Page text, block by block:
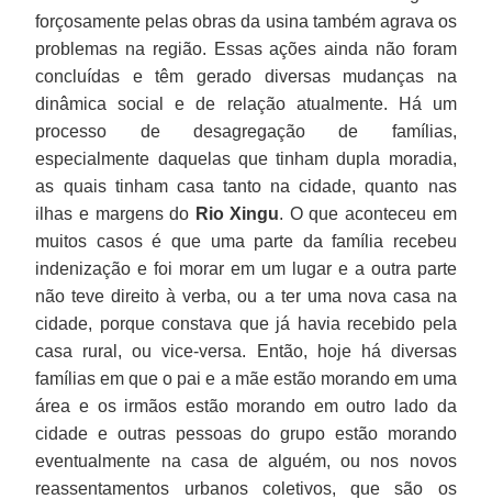
forçosamente pelas obras da usina também agrava os
problemas na região. Essas ações ainda não foram
concluídas e têm gerado diversas mudanças na
dinâmica social e de relação atualmente. Há um
processo de desagregação de famílias,
especialmente daquelas que tinham dupla moradia,
as quais tinham casa tanto na cidade, quanto nas
ilhas e margens do Rio Xingu. O que aconteceu em
muitos casos é que uma parte da família recebeu
indenização e foi morar em um lugar e a outra parte
não teve direito à verba, ou a ter uma nova casa na
cidade, porque constava que já havia recebido pela
casa rural, ou vice-versa. Então, hoje há diversas
famílias em que o pai e a mãe estão morando em uma
área e os irmãos estão morando em outro lado da
cidade e outras pessoas do grupo estão morando
eventualmente na casa de alguém, ou nos novos
reassentamentos urbanos coletivos, que são os